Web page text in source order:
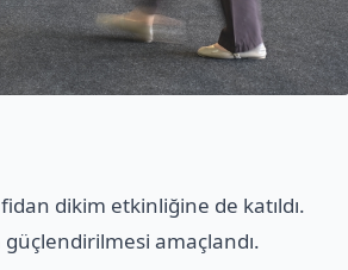
dikim etkinliğine de katıldı.
amaçlandı.